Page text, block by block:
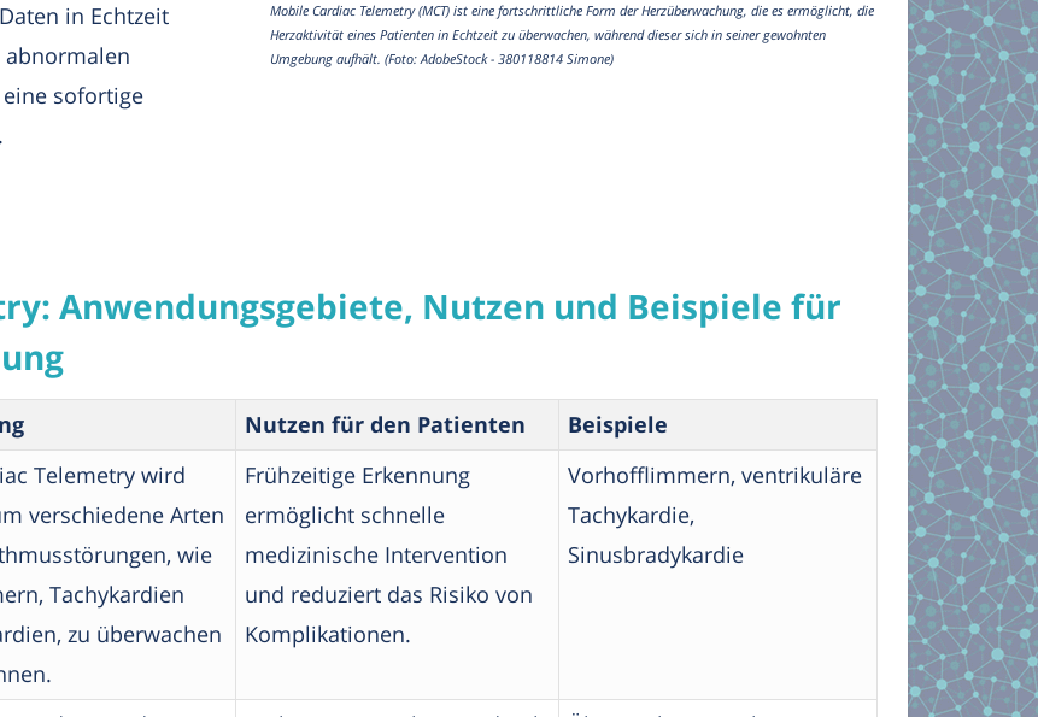
in Echtzeit
sofortige
Mobile Cardiac Telemetry (MCT) ist eine fortschrittliche Form der Herzüberwachung, die es ermöglicht, die
Herzaktivität eines Patienten in Echtzeit zu überwachen, während dieser sich in seiner gewohnten
Umgebung aufhält. (Foto: AdobeStock - 380118814 Simone)
Anwendungsgebiete, Nutzen und Beispiele für
Nutzen für den Patienten
Beispiele
Telemetry wird
verschiedene Arten
wie
Tachykardien
zu überwachen
Frühzeitige Erkennung
ermöglicht schnelle
medizinische Intervention
und reduziert das Risiko von
Komplikationen.
Vorhofflimmern, ventrikuläre
Tachykardie,
Sinusbradykardie